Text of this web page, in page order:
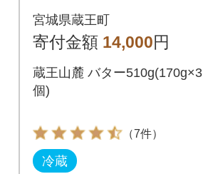
【04301-0193】
宮城県蔵王町
寄付金額 14,000円
蔵王山麓 バター510g(170g×3
個)
（7件）
冷蔵